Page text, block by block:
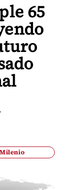
65